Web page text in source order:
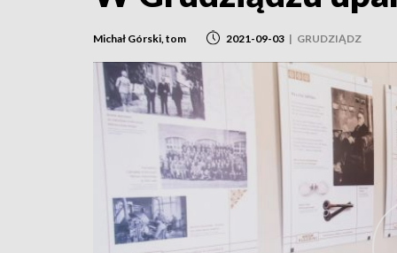
Michał Górski, tom 2021-09-03 | GRUDZIĄDZ